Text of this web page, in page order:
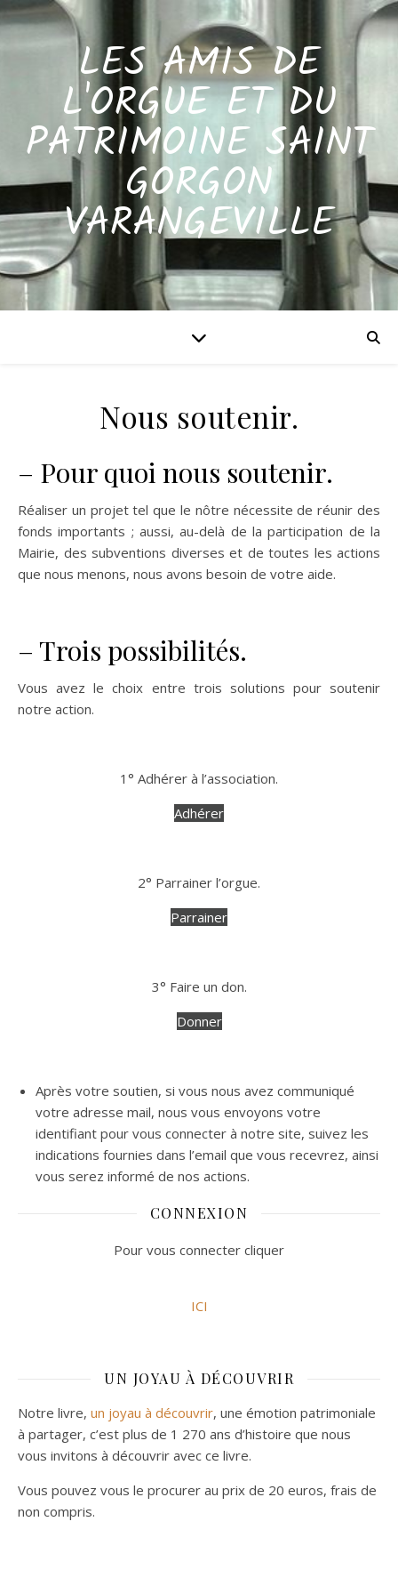
LES AMIS DE
L'ORGUE ET DU
PATRIMOINE SAINT
GORGON
VARANGEVILLE
Nous soutenir.
– Pour quoi nous soutenir.
Réaliser un projet tel que le nôtre nécessite de réunir des
fonds importants ; aussi, au-delà de la participation de la
Mairie, des subventions diverses et de toutes les actions
que nous menons, nous avons besoin de votre aide.
– Trois possibilités.
Vous avez le choix entre trois solutions pour soutenir
notre action.
1° Adhérer à l’association.
Adhérer
2° Parrainer l’orgue.
Parrainer
3° Faire un don.
Donner
Après votre soutien, si vous nous avez communiqué
votre adresse mail, nous vous envoyons votre
identifiant pour vous connecter à notre site, suivez les
indications fournies dans l’email que vous recevrez, ainsi
vous serez informé de nos actions.
CONNEXION
Pour vous connecter cliquer
ICI
UN JOYAU À DÉCOUVRIR
Notre livre, un joyau à découvrir, une émotion patrimoniale
à partager, c’est plus de 1 270 ans d’histoire que nous
vous invitons à découvrir avec ce livre.
Vous pouvez vous le procurer au prix de 20 euros, frais de
non compris.